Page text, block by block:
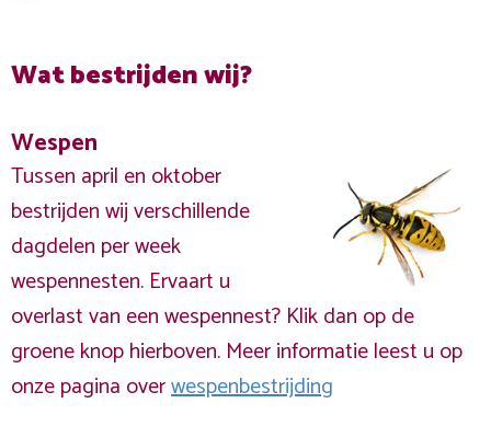
Wat bestrijden wij?
Wespen
Tussen april en oktober
bestrijden wij verschillende
dagdelen per week
wespennesten. Ervaart u
overlast van een wespennest? Klik dan op de
groene knop hierboven. Meer informatie leest u op
onze pagina overwespenbestrijding